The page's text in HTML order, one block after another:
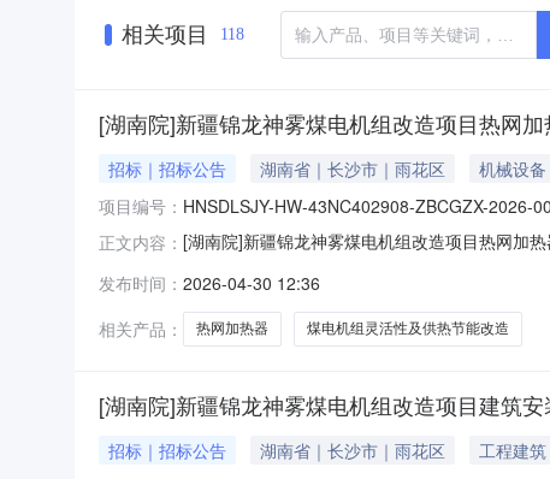
相关项目 118
[湖南院]新疆锦龙神雾煤电机组改造项目热网
招标｜招标公告 湖南省｜长沙市｜雨花区 机械设备
项目编号： HNSDLSJY-HW-43NC402908-ZBCGZX-2026-
正文内容： [湖南院]新疆锦龙神雾煤电机组改造项目热网加
供热节能改造项目（二期）EPC总承包项目类型
发布时间： 2026-04-30 12:36
相关产品：
热网加热器 煤电机组灵活性及供热节能改造
[湖南院]新疆锦龙神雾煤电机组改造项目建筑
招标｜招标公告 湖南省｜长沙市｜雨花区 工程建筑